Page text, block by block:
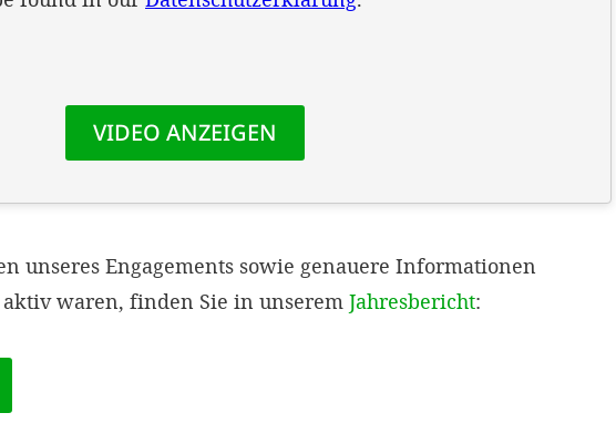
unseres Engagements sowie genauere Informationen
waren, finden Sie in unserem Jahresbericht: